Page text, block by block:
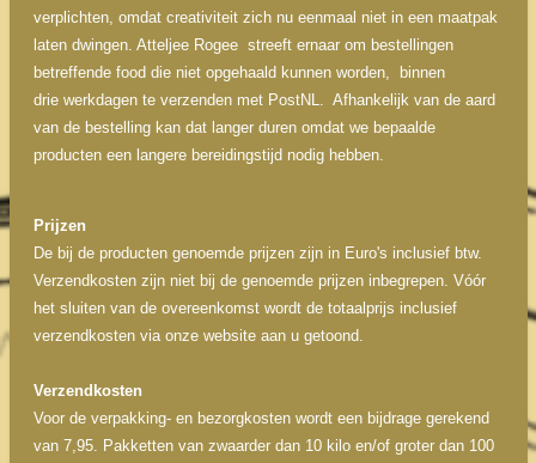
verplichten, omdat creativiteit zich nu eenmaal niet in een maatpak
laten dwingen. Atteljee Rogee streeft ernaar om bestellingen
betreffende food die niet opgehaald kunnen worden, binnen
drie werkdagen te verzenden met PostNL. Afhankelijk van de aard
van de bestelling kan dat langer duren omdat we bepaalde
producten een langere bereidingstijd nodig hebben.
Prijzen
De bij de producten genoemde prijzen zijn in Euro's inclusief btw.
Verzendkosten zijn niet bij de genoemde prijzen inbegrepen. Vóór
het sluiten van de overeenkomst wordt de totaalprijs inclusief
verzendkosten via onze website aan u getoond.
Verzendkosten
Voor de verpakking- en bezorgkosten wordt een bijdrage gerekend
van 7,95. Pakketten van zwaarder dan 10 kilo en/of groter dan 100